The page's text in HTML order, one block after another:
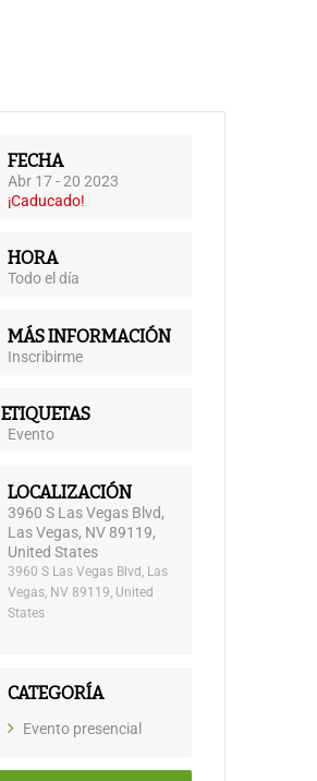
FECHA
Abr 17 - 20 2023
¡Caducado!
HORA
Todo el día
MÁS INFORMACIÓN
Inscribirme
ETIQUETAS
Evento
LOCALIZACIÓN
3960 S Las Vegas Blvd,
Las Vegas, NV 89119,
United States
3960 S Las Vegas Blvd, Las
Vegas, NV 89119, United
States
CATEGORÍA
Evento presencial